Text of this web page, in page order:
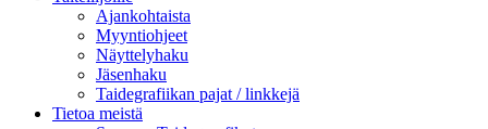
Ajankohtaista
Myyntiohjeet
Näyttelyhaku
Jäsenhaku
Taidegrafiikan pajat / linkkejä
Tietoa meistä